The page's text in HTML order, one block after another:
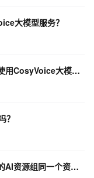
大模型服务？
在阿里语音AI中，复刻出来的声音是否只能使用CosyVoice大模型来合成语音？
？
PAI-DLC，可以多个不同可用区之间的不同的AI资源组同一个资源quota里进行训练任务下发吗？